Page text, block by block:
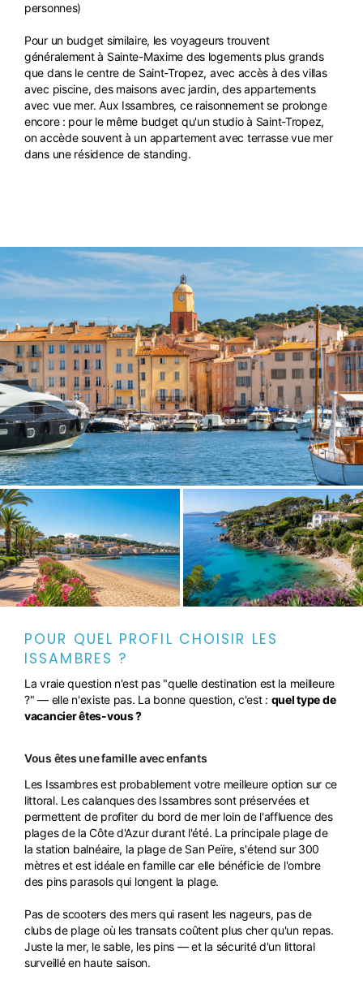
personnes)
Pour un budget similaire, les voyageurs trouvent
généralement à Sainte-Maxime des logements plus grands
que dans le centre de Saint-Tropez, avec accès à des villas
avec piscine, des maisons avec jardin, des appartements
avec vue mer. Aux Issambres, ce raisonnement se prolonge
encore : pour le même budget qu'un studio à Saint-Tropez,
on accède souvent à un appartement avec terrasse vue mer
dans une résidence de standing.
POUR QUEL PROFIL CHOISIR LES
ISSAMBRES ?
La vraie question n'est pas "quelle destination est la meilleure
?" — elle n'existe pas. La bonne question, c'est : quel type de
vacancier êtes-vous ?
Vous êtes une famille avec enfants
Les Issambres est probablement votre meilleure option sur ce
littoral. Les calanques des Issambres sont préservées et
permettent de profiter du bord de mer loin de l'affluence des
plages de la Côte d'Azur durant l'été. La principale plage de
la station balnéaire, la plage de San Peïre, s'étend sur 300
mètres et est idéale en famille car elle bénéficie de l'ombre
des pins parasols qui longent la plage.
Pas de scooters des mers qui rasent les nageurs, pas de
clubs de plage où les transats coûtent plus cher qu'un repas.
Juste la mer, le sable, les pins — et la sécurité d'un littoral
surveillé en haute saison.